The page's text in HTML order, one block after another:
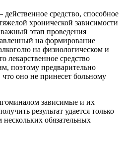
средство, способное
хронической зависимости
этап проведения
на формирование
на физиологическом и
лекарственное средство
поэтому предварительно
оно не принесет больному
зависимые и их
результат удается только
обязательных